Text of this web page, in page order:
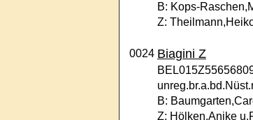
B: Kops-
Z:
0024 Biagini Z
B:
Z: Hölken,Anike